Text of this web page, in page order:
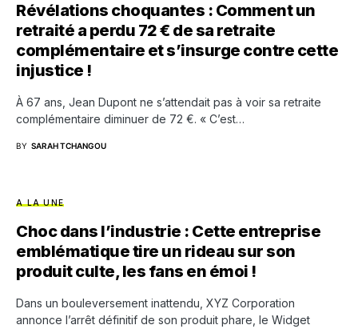
Révélations choquantes : Comment un
retraité a perdu 72 € de sa retraite
complémentaire et s’insurge contre cette
injustice !
À 67 ans, Jean Dupont ne s’attendait pas à voir sa retraite
complémentaire diminuer de 72 €. « C’est…
BY SARAH TCHANGOU
A LA UNE
Choc dans l’industrie : Cette entreprise
emblématique tire un rideau sur son
produit culte, les fans en émoi !
Dans un bouleversement inattendu, XYZ Corporation
annonce l’arrêt définitif de son produit phare, le Widget